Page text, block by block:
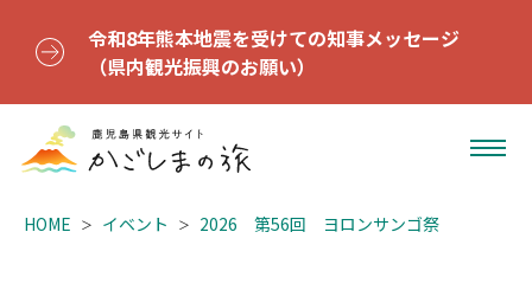
令和8年熊本地震を受けての知事メッセージ
（県内観光振興のお願い）
HOME イベント 2026 第56回 ヨロンサンゴ祭